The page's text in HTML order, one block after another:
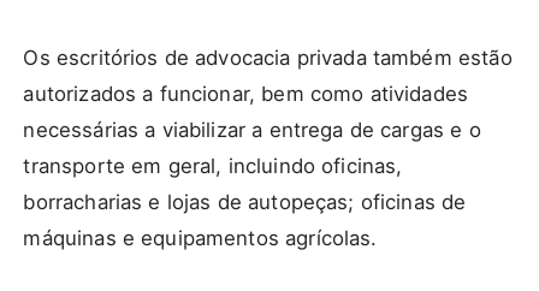
Os escritórios de advocacia privada também estão
autorizados a funcionar, bem como atividades
necessárias a viabilizar a entrega de cargas e o
transporte em geral, incluindo oficinas,
borracharias e lojas de autopeças; oficinas de
máquinas e equipamentos agrícolas.